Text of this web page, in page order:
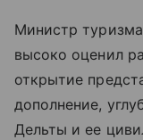
Министр
высоко оценил
открытие
дополнение,
Дельты и ее